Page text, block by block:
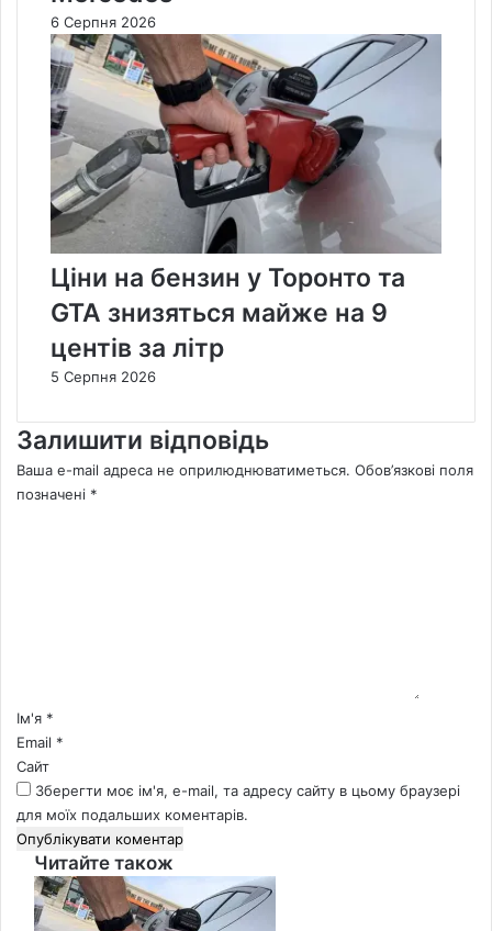
6 Серпня 2026
Ціни на бензин у Торонто та
GTA знизяться майже на 9
центів за літр
5 Серпня 2026
Залишити відповідь
Ваша e-mail адреса не оприлюднюватиметься. Обов’язкові поля
позначені *
*
Ім'я *
Email *
Сайт
Зберегти моє ім'я, e-mail, та адресу сайту в цьому браузері
для моїх подальших коментарів.
Читайте також
Close